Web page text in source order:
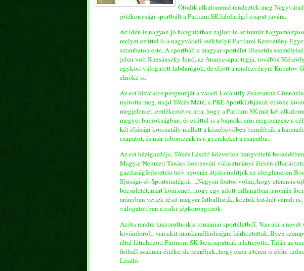
Ötödik alkalommal rendezték meg
jótékonysági sportbált a Partium SK labdarúgó csapat javára.
Az idén is nagyon jó hangulatban zajlott le az immár
melyet ezúttal is a nagyváradi székhelyű Partiumi Keresztény
szombaton este. A sportbált a magyar sportélet illusztris
jelen volt Buzsánszky Jenő, az Aranycsapat tagja, továbbá
egykori válogatott labdarúgók, de eljött a rendezvényre Kubatov
elnöke is.
Az est hivatalos programját a váradi Lorántffy Zsuzsanna
nyitotta meg, majd Tőkés Máté, a PKE Sportklubjának elnöke
megjelentet, emlékeztetve arra, hogy a Partium SK már két
megyei bajnokságban, és ezúttal is a bajnoki cím megszerzése a
két ifjúsági korosztály mellett a közeljövőben beindítják a
csapatot, és már toborozzák is a gyerekeket a csapatba.
Az est házigazdája, Tőkés László közvetlen hangvételű
Magyar Nemzeti Tanács kolozsvári választmányi ülésén
gazdaságfejlesztési terv nyomán útjára indítják az ideiglenesen
Ifjúsági- és Sportstratégiát. „Nagyon fontos volna, hogy etéren is
becsületét, mert közismert, hogy egy adott pillanatban a román
arányban vettek részt magyar futballisták, köztük hat-hét váradi
válogatottban a csíki jégkorongozók.
Azóta rendre kiszorultunk a romániai sportéletből. Van aki a nevét
kivándorolt, van akit munkanélküliségre kárhoztattak. Ilyen
által létrehozott Partiumi SK focicsapatnak a létrejötte. Talán az
futball szakmai értéke, de reméljük, hogy ezen a téren is előre
László.